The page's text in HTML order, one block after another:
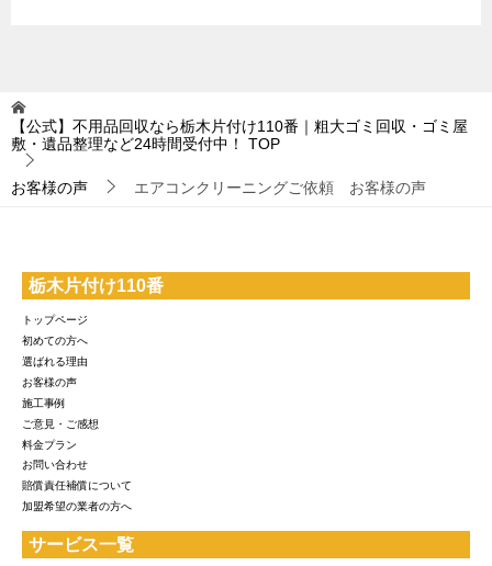
【公式】不用品回収なら栃木片付け110番｜粗大ゴミ回収・ゴミ屋
敷・遺品整理など24時間受付中！
TOP
お客様の声 エアコンクリーニングご依頼 お客様の声
栃木片付け110番
トップページ
初めての方へ
選ばれる理由
お客様の声
施工事例
ご意見・ご感想
料金プラン
お問い合わせ
賠償責任補償について
加盟希望の業者の方へ
サービス一覧